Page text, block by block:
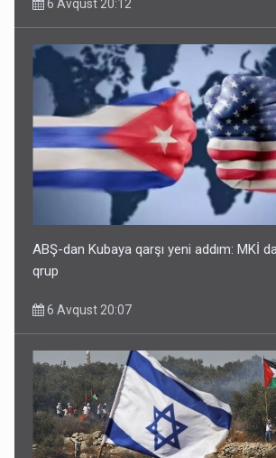
6 Avqust 20:12
ABŞ-dan Kubaya qarşı yeni addım: MKİ
qrup
6 Avqust 20:07